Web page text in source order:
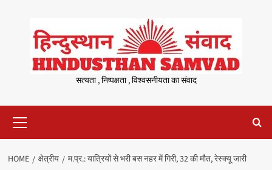
content
सत्यता , निष्पक्षता , विश्वसनीयता का संवाद
Menu
HOME क्षेत्रीय म.प्र.: यात्रियों से भरी बस नहर में गिरी, 32 की मौत, रेस्क्यू जारी